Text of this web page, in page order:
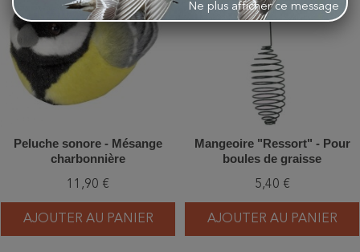
Peluche sonore - Mésange
charbonnière
11,90 €
AJOUTER AU PANIER
Mangeoire "Ressort" - Pour
boules de graisse
5,40 €
AJOUTER AU PANIER
Ne plus afficher ce message